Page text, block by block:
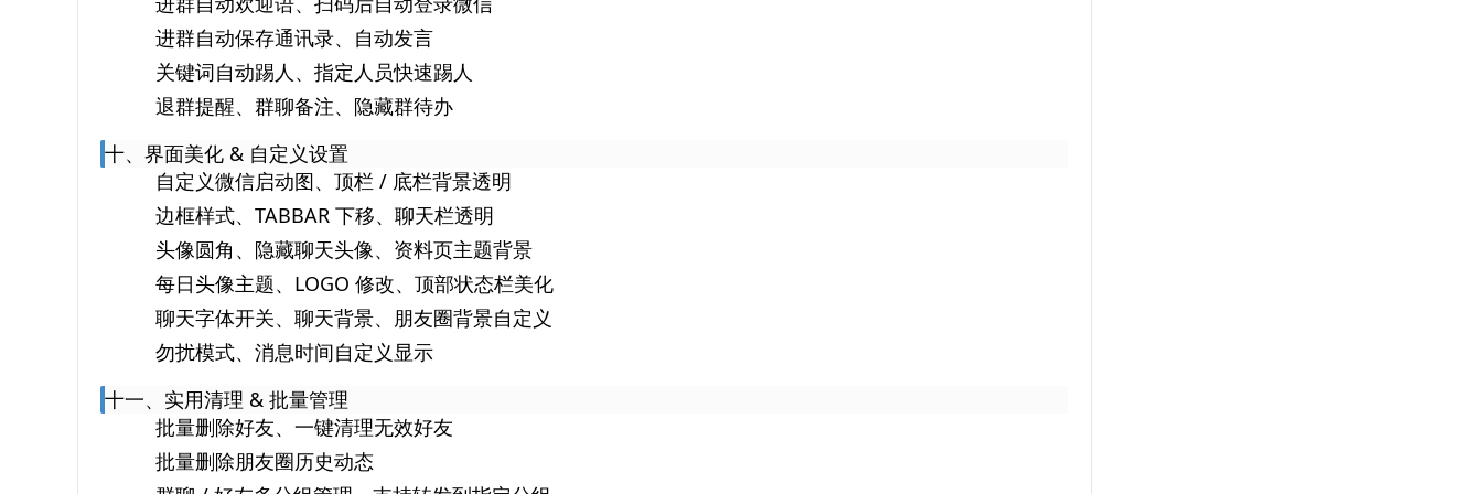
进群自动保存通讯录、自动发言
关键词自动踢人、指定人员快速踢人
退群提醒、群聊备注、隐藏群待办
十、界面美化 & 自定义设置
自定义微信启动图、顶栏 / 底栏背景透明
边框样式、TABBAR 下移、聊天栏透明
头像圆角、隐藏聊天头像、资料页主题背景
每日头像主题、LOGO 修改、顶部状态栏美化
聊天字体开关、聊天背景、朋友圈背景自定义
勿扰模式、消息时间自定义显示
十一、实用清理 & 批量管理
批量删除好友、一键清理无效好友
批量删除朋友圈历史动态